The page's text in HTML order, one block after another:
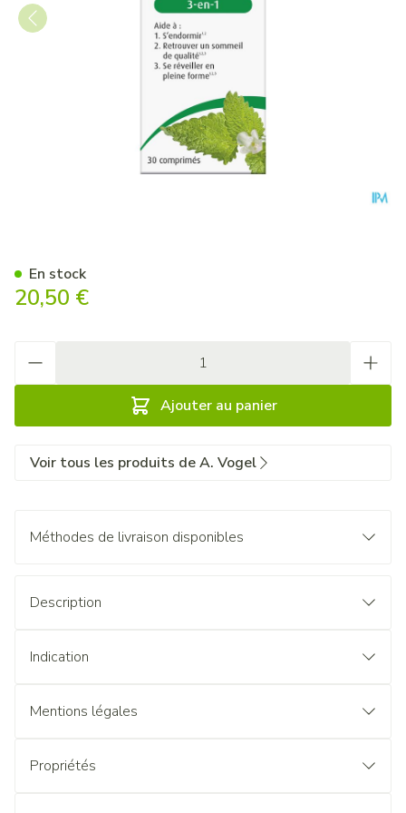
20,50 €
Ajouter au panier
En stock
Voir tous les produits de A. Vogel
Méthodes de livraison disponibles
Description
Indication
Mentions légales
Propriétés